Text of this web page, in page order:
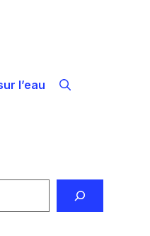
l’eau